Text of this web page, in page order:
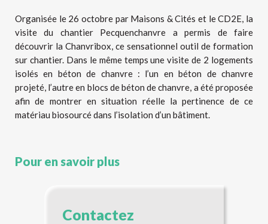
Organisée le 26 octobre par Maisons & Cités et le CD2E, la
visite du chantier Pecquenchanvre a permis de faire
découvrir la Chanvribox, ce sensationnel outil de formation
sur chantier. Dans le même temps une visite de 2 logements
isolés en béton de chanvre : l’un en béton de chanvre
projeté, l’autre en blocs de béton de chanvre, a été proposée
afin de montrer en situation réelle la pertinence de ce
matériau biosourcé dans l’isolation d’un bâtiment.
Pour en savoir plus
Contactez